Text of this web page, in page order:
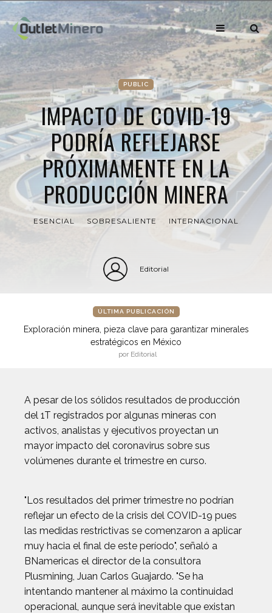
PUBLIC
IMPACTO DE COVID-19
PODRÍA REFLEJARSE
PRÓXIMAMENTE EN LA
PRODUCCIÓN MINERA
ESENCIAL SOBRESALIENTE INTERNACIONAL
Editorial
ÚLTIMA PUBLICACIÓN
Exploración minera, pieza clave para garantizar minerales
estratégicos en México
por Editorial
A pesar de los sólidos resultados de producción
del 1T registrados por algunas mineras con
activos, analistas y ejecutivos proyectan un
mayor impacto del coronavirus sobre sus
volúmenes durante el trimestre en curso.
"Los resultados del primer trimestre no podrían
reflejar un efecto de la crisis del COVID-19 pues
las medidas restrictivas se comenzaron a aplicar
muy hacia el final de este período", señaló a
BNamericas el director de la consultora
Plusmining, Juan Carlos Guajardo. "Se ha
intentando mantener al máximo la continuidad
operacional, aunque será inevitable que existan